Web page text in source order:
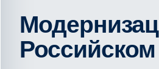
Российском